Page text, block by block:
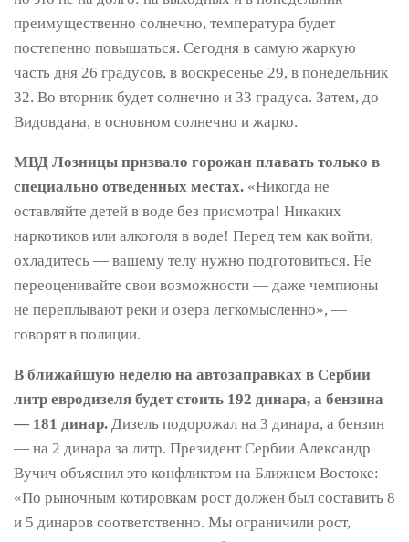
преимущественно солнечно, температура будет
постепенно повышаться. Сегодня в самую жаркую
часть дня 26 градусов, в воскресенье 29, в понедельник
32. Во вторник будет солнечно и 33 градуса. Затем, до
Видовдана, в основном солнечно и жарко.
МВД Лозницы призвало горожан плавать только в
специально отведенных местах. «Никогда не
оставляйте детей в воде без присмотра! Никаких
наркотиков или алкоголя в воде! Перед тем как войти,
охладитесь — вашему телу нужно подготовиться. Не
переоценивайте свои возможности — даже чемпионы
не переплывают реки и озера легкомысленно», —
говорят в полиции.
В ближайшую неделю на автозаправках в Сербии
литр евродизеля будет стоить 192 динара, а бензина
— 181 динар. Дизель подорожал на 3 динара, а бензин
— на 2 динара за литр. Президент Сербии Александр
Вучич объяснил это конфликтом на Ближнем Востоке:
«По рыночным котировкам рост должен был составить 8
и 5 динаров соответственно. Мы ограничили рост,